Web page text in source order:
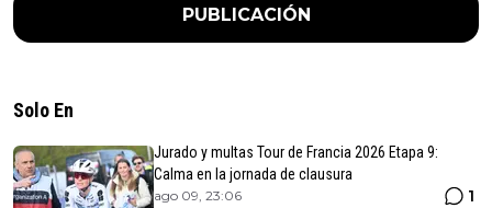
PUBLICACIÓN
Solo En
Jurado y multas Tour de Francia 2026 Etapa 9:
Calma en la jornada de clausura
ago 09, 23:06 1